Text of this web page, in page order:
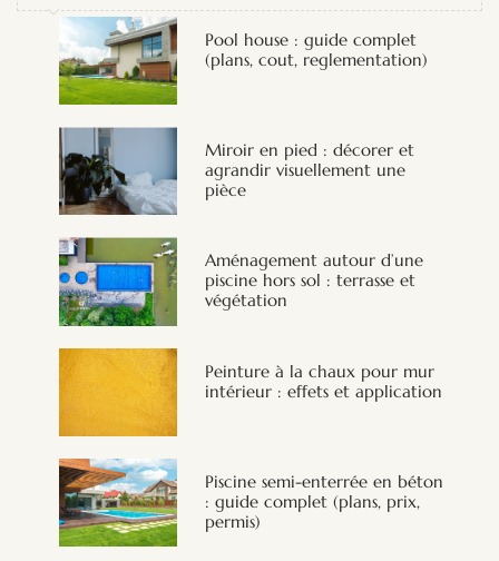
Pool house : guide complet
(plans, cout, reglementation)
Miroir en pied : décorer et
agrandir visuellement une
pièce
Aménagement autour d’une
piscine hors sol : terrasse et
végétation
Peinture à la chaux pour mur
intérieur : effets et application
Piscine semi-enterrée en béton
: guide complet (plans, prix,
permis)